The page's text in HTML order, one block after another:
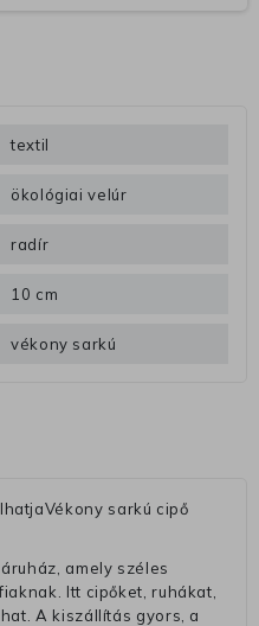
textil
ökológiai velúr
radír
10 cm
vékony sarkú
sarkú cipő
amely széles
Itt cipőket, ruhákat,
A kiszállítás gyors, a